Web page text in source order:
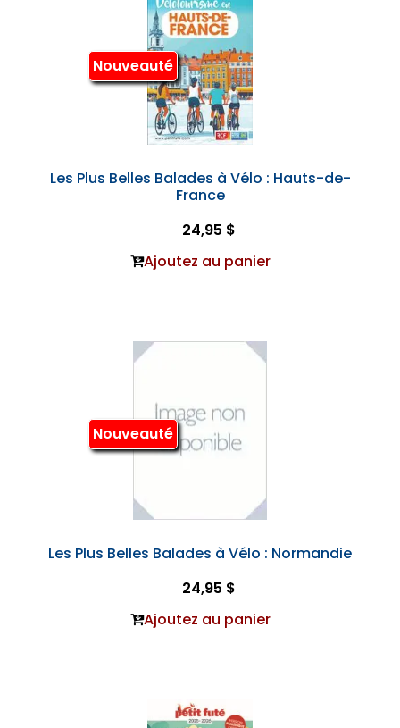
Nouveauté
Les Plus Belles Balades à Vélo : Hauts-de-
France
24,95 $
Ajoutez au panier
Nouveauté
Les Plus Belles Balades à Vélo : Normandie
24,95 $
Ajoutez au panier